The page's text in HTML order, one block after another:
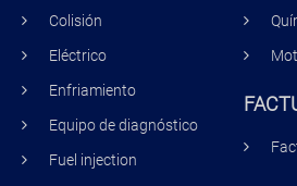
Colisión
Eléctrico
Enfriamiento
Equipo de diagnóstico
Fuel injection